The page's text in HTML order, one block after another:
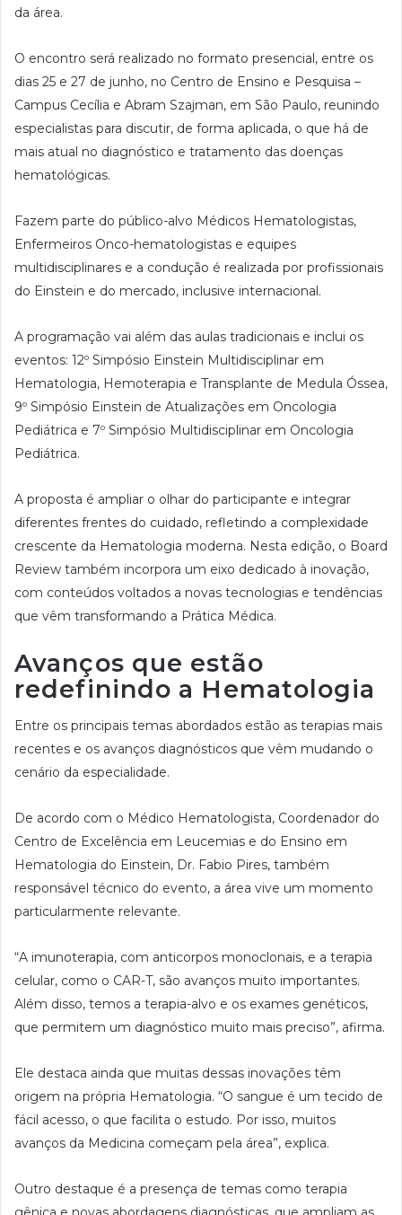
da área.
O encontro será realizado no formato presencial, entre os
dias 25 e 27 de junho, no Centro de Ensino e Pesquisa –
Campus Cecília e Abram Szajman, em São Paulo, reunindo
especialistas para discutir, de forma aplicada, o que há de
mais atual no diagnóstico e tratamento das doenças
hematológicas.
Fazem parte do público-alvo Médicos Hematologistas,
Enfermeiros Onco-hematologistas e equipes
multidisciplinares e a condução é realizada por profissionais
do Einstein e do mercado, inclusive internacional.
A programação vai além das aulas tradicionais e inclui os
eventos: 12º Simpósio Einstein Multidisciplinar em
Hematologia, Hemoterapia e Transplante de Medula Óssea,
9º Simpósio Einstein de Atualizações em Oncologia
Pediátrica e 7º Simpósio Multidisciplinar em Oncologia
Pediátrica.
A proposta é ampliar o olhar do participante e integrar
diferentes frentes do cuidado, refletindo a complexidade
crescente da Hematologia moderna. Nesta edição, o Board
Review também incorpora um eixo dedicado à inovação,
com conteúdos voltados a novas tecnologias e tendências
que vêm transformando a Prática Médica.
Avanços que estão
redefinindo a Hematologia
Entre os principais temas abordados estão as terapias mais
recentes e os avanços diagnósticos que vêm mudando o
cenário da especialidade.
De acordo com o Médico Hematologista, Coordenador do
Centro de Excelência em Leucemias e do Ensino em
Hematologia do Einstein, Dr. Fabio Pires, também
responsável técnico do evento, a área vive um momento
particularmente relevante.
“A imunoterapia, com anticorpos monoclonais, e a terapia
celular, como o CAR-T, são avanços muito importantes.
Além disso, temos a terapia-alvo e os exames genéticos,
que permitem um diagnóstico muito mais preciso”, afirma.
Ele destaca ainda que muitas dessas inovações têm
origem na própria Hematologia. “O sangue é um tecido de
fácil acesso, o que facilita o estudo. Por isso, muitos
avanços da Medicina começam pela área”, explica.
Outro destaque é a presença de temas como terapia